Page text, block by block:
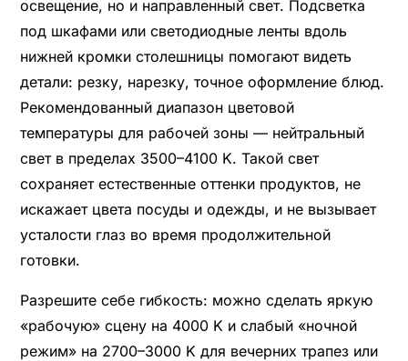
освещение, но и направленный свет. Подсветка
под шкафами или светодиодные ленты вдоль
нижней кромки столешницы помогают видеть
детали: резку, нарезку, точное оформление блюд.
Рекомендованный диапазон цветовой
температуры для рабочей зоны — нейтральный
свет в пределах 3500–4100 K. Такой свет
сохраняет естественные оттенки продуктов, не
искажает цвета посуды и одежды, и не вызывает
усталости глаз во время продолжительной
готовки.
Разрешите себе гибкость: можно сделать яркую
«рабочую» сцену на 4000 K и слабый «ночной
режим» на 2700–3000 K для вечерних трапез или